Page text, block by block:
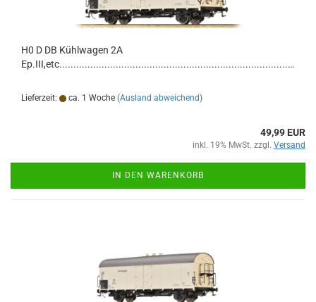
H0 D DB Kühlwagen 2A
Ep.III,etc............................................................................................................................................
Lieferzeit: ca. 1 Woche (Ausland abweichend)
49,99 EUR
inkl. 19% MwSt. zzgl. Versand
IN DEN WARENKORB